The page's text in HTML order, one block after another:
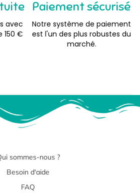
avec
150 €
Paiement sécurisé
Notre système de paiement
est l'un des plus robustes du
marché.
sommes-nous ?
Besoin d'aide
FAQ